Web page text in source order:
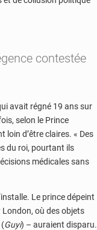
contestée
avait régné 19 ans sur
selon le Prince
loin d’être claires. « Des
du roi, pourtant ils
médicales sans
Le prince dépeint
London, où des objets
(Guyi) – auraient disparu.